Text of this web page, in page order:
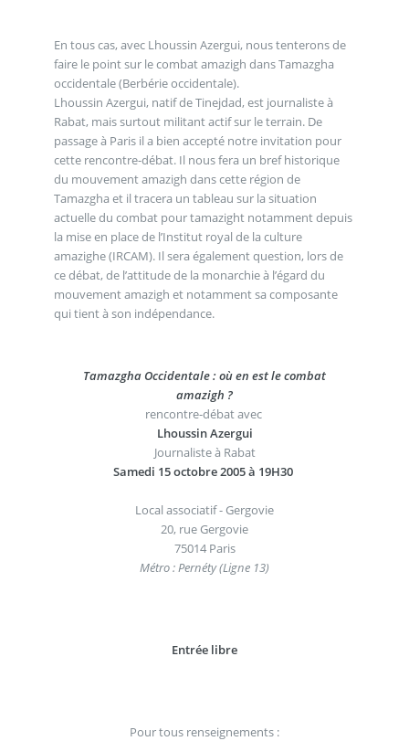
En tous cas, avec Lhoussin Azergui, nous tenterons de
faire le point sur le combat amazigh dans Tamazgha
occidentale (Berbérie occidentale).
Lhoussin Azergui, natif de Tinejdad, est journaliste à
Rabat, mais surtout militant actif sur le terrain. De
passage à Paris il a bien accepté notre invitation pour
cette rencontre-débat. Il nous fera un bref historique
du mouvement amazigh dans cette région de
Tamazgha et il tracera un tableau sur la situation
actuelle du combat pour tamazight notamment depuis
la mise en place de l’Institut royal de la culture
amazighe (IRCAM). Il sera également question, lors de
ce débat, de l’attitude de la monarchie à l’égard du
mouvement amazigh et notamment sa composante
qui tient à son indépendance.
Tamazgha Occidentale : où en est le combat
amazigh ?
rencontre-débat avec
Lhoussin Azergui
Journaliste à Rabat
Samedi 15 octobre 2005 à 19H30
Local associatif - Gergovie
20, rue Gergovie
75014 Paris
Métro : Pernéty (Ligne 13)
Entrée libre
Pour tous renseignements :